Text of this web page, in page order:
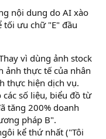
nội dung do AI xào
tối ưu chữ "E" đầu
vì dùng ảnh stock
ảnh thực tế của nhân
thực hiện dịch vụ.
số liệu, biểu đồ từ
tăng 200% doanh
pháp B".
kể thứ nhất ("Tôi